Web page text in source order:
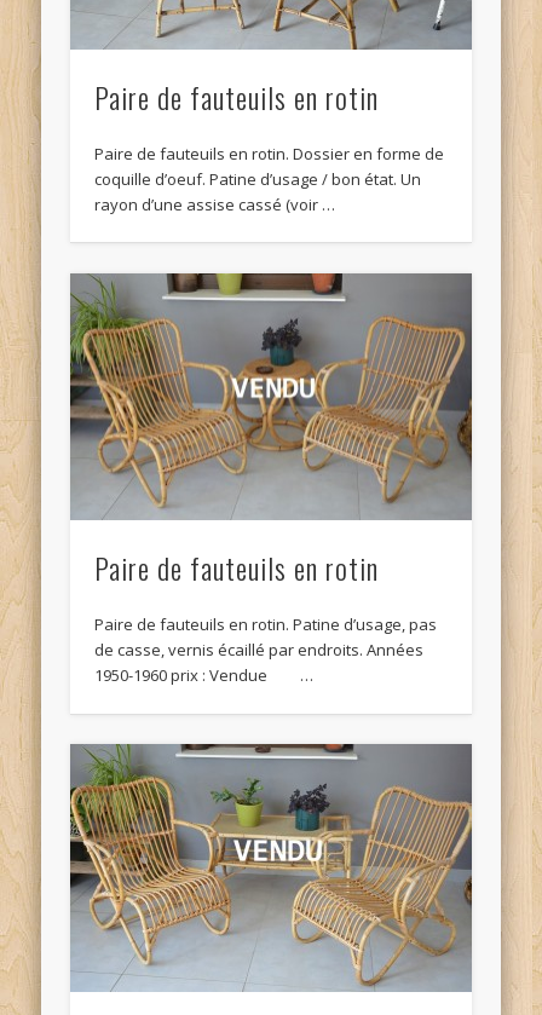
Paire de fauteuils en rotin
Paire de fauteuils en rotin. Dossier en forme de
coquille d’oeuf. Patine d’usage / bon état. Un
rayon d’une assise cassé (voir …
Paire de fauteuils en rotin
Paire de fauteuils en rotin. Patine d’usage, pas
de casse, vernis écaillé par endroits. Années
1950-1960 prix : Vendue …